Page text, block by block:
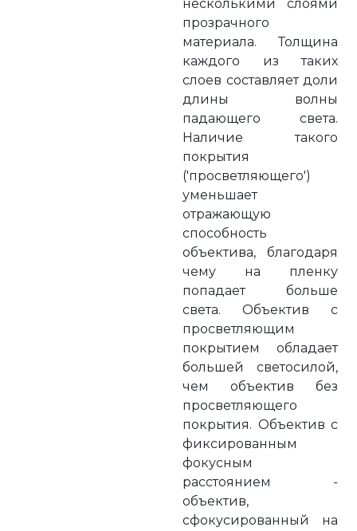
несколькими слоями
прозрачного
материала. Толщина
каждого из таких
слоев составляет доли
длины волны
падающего света.
Наличие такого
покрытия
('просветляющего')
уменьшает
отражающую
способность
объектива, благодаря
чему на пленку
попадает больше
света. Объектив с
просветляющим
покрытием обладает
большей светосилой,
чем объектив без
просветляющего
покрытия. Объектив с
фиксированным
фокусным
расстоянием -
объектив,
сфокусированный на